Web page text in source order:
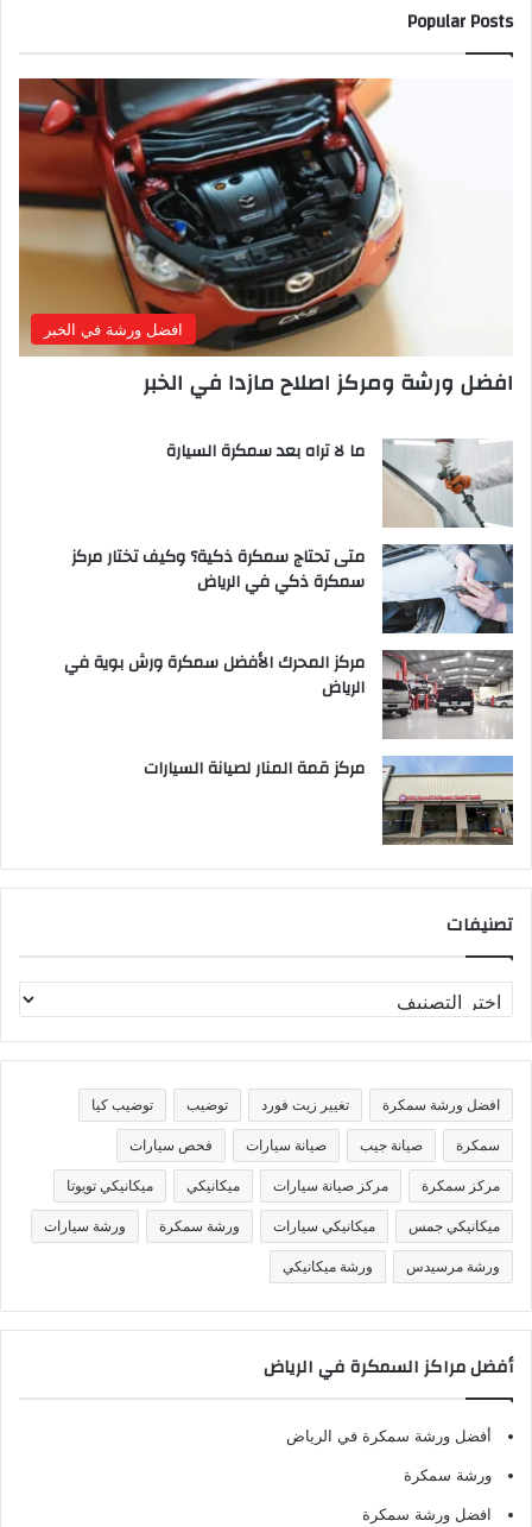
Popular Posts
افضل ورشة في الخبر
افضل ورشة ومركز اصلاح مازدا في الخبر
ما لا تراه بعد سمكرة السيارة
متى تحتاج سمكرة ذكية؟ وكيف تختار مركز
سمكرة ذكي في الرياض
مركز المحرك الأفضل سمكرة ورش بوية في
الرياض
مركز قمة المنار لصيانة السيارات
تصنيفات
ص
ن
ف
ا
افضل ورشة سمكرة تغيير زيت فورد توضيب توضيب كيا
سمكرة صيانة جيب صيانة سيارات فحص سيارات
مركز سمكرة مركز صيانة سيارات ميكانيكي ميكانيكي تويوتا
ميكانيكي جمس ميكانيكي سيارات ورشة سمكرة ورشة سيارات
ورشة مرسيدس ورشة ميكانيكي
أفضل مراكز السمكرة في الرياض
أفضل ورشة سمكرة في الرياض
ورشة سمكرة
افضل ورشة سمكرة